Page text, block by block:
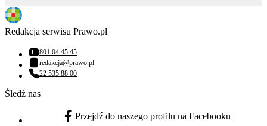
Redakcja serwisu Prawo.pl
Numer telefonu:
801 04 45 45
Adres email:
redakcja@prawo.pl
Numer telefonu:
22 535 88 00
Śledź nas
facebook - otwiera się w nowej karcie
Przejdź do naszego profilu na Facebooku